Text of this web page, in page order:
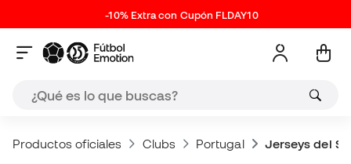
-10% Extra con Cupón FLDAY10
Productos oficiales Clubs Portugal Jerseys del